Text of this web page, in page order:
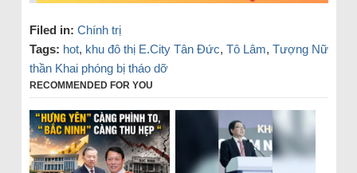
Filed in: Chính trị
Tags: hot, khu đô thị E.City Tân Đức, Tô Lâm, Tượng Nữ
thần Khai phóng bị tháo dỡ
RECOMMENDED FOR YOU